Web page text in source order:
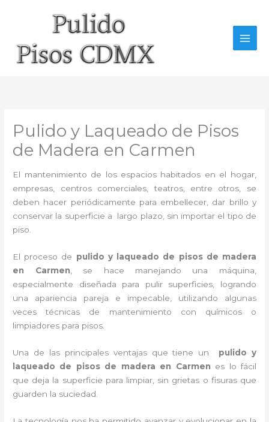
Pulido y Laqueado de Pisos
de Madera en Carmen
El mantenimiento de los espacios habitados en el hogar,
empresas, centros comerciales, teatros, entre otros, se
deben hacer periódicamente para embellecer, dar brillo y
conservar la superficie a largo plazo, sin importar el tipo de
piso.
El proceso de pulido y laqueado de pisos de madera
en Carmen , se hace manejando una máquina,
especialmente diseñada para pulir superficies, logrando
una apariencia pareja e impecable, utilizando algunas
veces técnicas de mantenimiento con químicos o
limpiadores para pisos.
Una de las principales ventajas que tiene un pulido y
laqueado de pisos de madera en Carmen es lo fácil
que deja la superficie para limpiar, sin grietas o fisuras que
guarden la suciedad.